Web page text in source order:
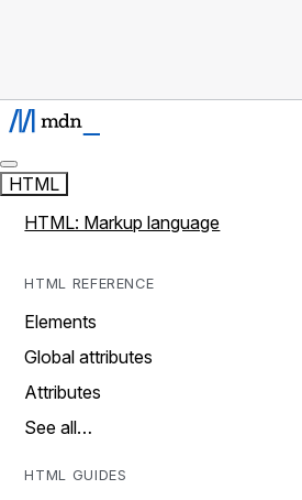
HTML
HTML: Markup language
HTML REFERENCE
Elements
Global attributes
Attributes
See all…
HTML GUIDES